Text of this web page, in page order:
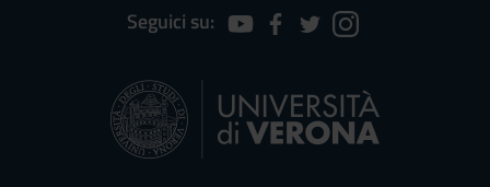
Seguici su: